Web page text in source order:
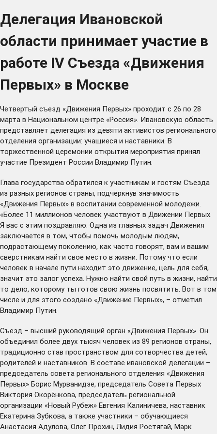
Делегация Ивановской
области принимает участие в
работе IV Съезда «Движения
Первых» в Москве
Четвертый съезд «Движения Первых» проходит с 26 по 28
марта в Национальном центре «Россия». Ивановскую область
представляет делегация из девяти активистов регионального
отделения организации: учащиеся и наставники. В
торжественной церемонии открытия мероприятия принял
участие Президент России Владимир Путин.
Глава государства обратился к участникам и гостям Съезда
из разных регионов страны, подчеркнув значимость
«Движения Первых» в воспитании современной молодежи.
«Более 11 миллионов человек участвуют в Движении Первых.
Я вас с этим поздравляю. Одна из главных задач Движения
заключается в том, чтобы помочь молодым людям,
подрастающему поколению, как часто говорят, вам и вашим
сверстникам найти свое место в жизни. Потому что если
человек в начале пути находит это движение, цель для себя,
значит это залог успеха. Нужно найти свой путь в жизни, найти
то дело, которому ты готов свою жизнь посвятить. Вот в том
числе и для этого создано «Движение Первых», – отметил
Владимир Путин.
Съезд – высший руководящий орган «Движения Первых». Он
объединил более двух тысяч человек из 89 регионов страны,
традиционно став пространством для сотворчества детей,
родителей и наставников. В составе ивановской делегации –
председатель совета регионального отделения «Движения
Первых» Борис Мурванидзе, председатель Совета Первых
Виктория Окорёнкова, председатель региональной
организации «Новый Рубеж» Евгения Калиничева, наставник
Екатерина Зубкова, а также участники – обучающиеся
Анастасия Адулова, Олег Прохин, Лидия Ростягай, Марк